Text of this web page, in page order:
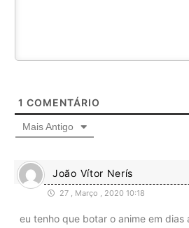
1 COMENTÁRIO
Mais Antigo
João Vítor Nerís
27 , Março , 2020 10:18
eu tenho que botar o anime em dias